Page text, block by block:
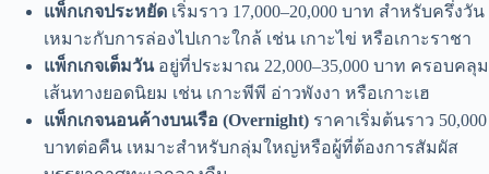
แพ็กเกจประหยัด เริ่มราว 17,000–20,000 บาท สำหรับครึ่งวัน
เหมาะกับการล่องไปเกาะใกล้ เช่น เกาะไข่ หรือเกาะราชา
แพ็กเกจเต็มวันอยู่ที่ประมาณ 22,000–35,000 บาท ครอบคลุม
เส้นทางยอดนิยม เช่น เกาะพีพี อ่าวพังงา หรือเกาะเฮ
แพ็กเกจนอนค้างบนเรือ (Overnight) ราคาเริ่มต้นราว 50,000
บาทต่อคืน เหมาะสำหรับกลุ่มใหญ่หรือผู้ที่ต้องการสัมผัส